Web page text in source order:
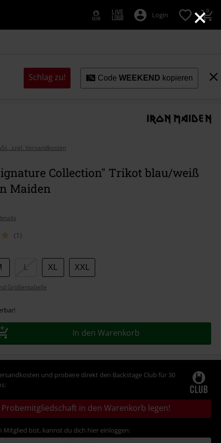
×
Login 0
Schlag zu! CodeWEEKEND kopieren
zzgl. Versandkosten
Collection" Trikot blau/weiß
Maiden
(1)
XL XXL
Größentabelle
In den Warenkorb
und probiere direkt den Backstage Club für 30
Probemitgliedschaft in den Warenkorb legen!
Mitglied bist, kannst du dich hier einloggen: